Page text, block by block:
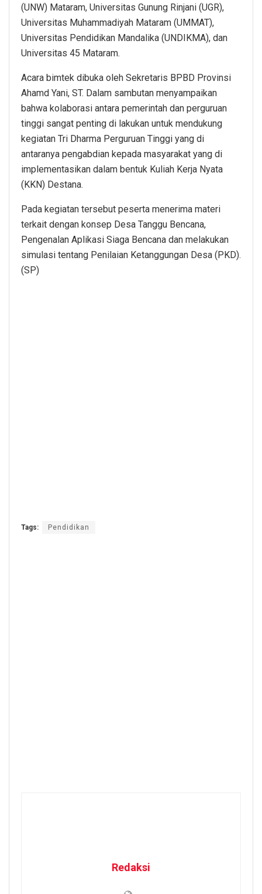
(UNW) Mataram, Universitas Gunung Rinjani (UGR),
Universitas Muhammadiyah Mataram (UMMAT),
Universitas Pendidikan Mandalika (UNDIKMA), dan
Universitas 45 Mataram.
Acara bimtek dibuka oleh Sekretaris BPBD Provinsi
Ahamd Yani, ST. Dalam sambutan menyampaikan
bahwa kolaborasi antara pemerintah dan perguruan
tinggi sangat penting di lakukan untuk mendukung
kegiatan Tri Dharma Perguruan Tinggi yang di
antaranya pengabdian kepada masyarakat yang di
implementasikan dalam bentuk Kuliah Kerja Nyata
(KKN) Destana.
Pada kegiatan tersebut peserta menerima materi
terkait dengan konsep Desa Tanggu Bencana,
Pengenalan Aplikasi Siaga Bencana dan melakukan
simulasi tentang Penilaian Ketanggungan Desa (PKD).
(SP)
Tags: Pendidikan
Redaksi